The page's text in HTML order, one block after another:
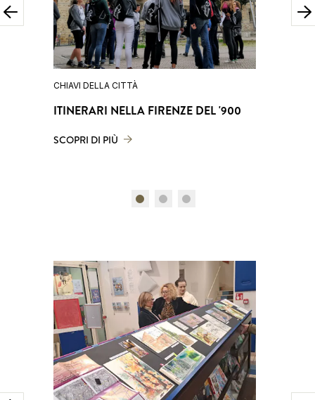
CHIAVI DELLA CITTÀ
ITINERARI NELLA FIRENZE DEL '900
SCOPRI DI PIÙ